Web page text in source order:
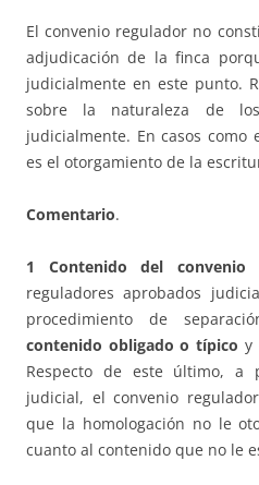
El convenio regulador no
adjudicación de la finca
judicialmente en este punto.
sobre la naturaleza de los
judicialmente. En casos
es el otorgamiento de la
Comentario.
1 Contenido del convenio
reguladores aprobados
procedimiento de
contenido obligado o típico y
Respecto de este último, a
judicial, el convenio
que la homologación no le
cuanto al contenido que no le